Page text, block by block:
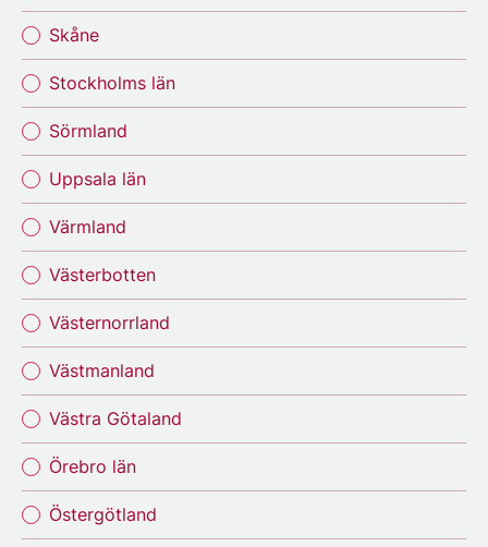
Skåne
Stockholms län
Sörmland
Uppsala län
Värmland
Västerbotten
Västernorrland
Västmanland
Västra Götaland
Örebro län
Östergötland